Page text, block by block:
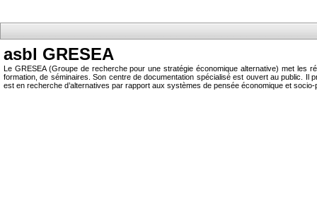
asbl GRESEA
Le GRESEA (Groupe de recherche pour une stratégie économique alternative) met les
formation, de séminaires. Son centre de documentation spécialisé est ouvert au public.
est en recherche d’alternatives par rapport aux systèmes de pensée économique et socio-